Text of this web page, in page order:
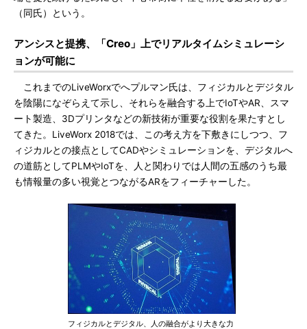
（同氏）という。
アンシスと提携、「Creo」上でリアルタイムシミュレーシ
ョンが可能に
これまでのLiveWorxでへプルマン氏は、フィジカルとデジタル
を陰陽になぞらえて示し、それらを融合する上でIoTやAR、スマ
ート製造、3Dプリンタなどの新技術が重要な役割を果たすとし
てきた。LiveWorx 2018では、この考え方を下敷きにしつつ、フ
ィジカルとの接点としてCADやシミュレーションを、デジタルへ
の道筋としてPLMやIoTを、人と関わりでは人間の五感のうち最
も情報量の多い視覚とつながるARをフィーチャーした。
フィジカルとデジタル、人の融合がより大きな力